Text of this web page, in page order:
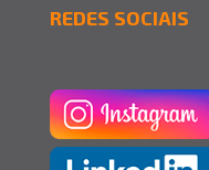
REDES SOCIAIS